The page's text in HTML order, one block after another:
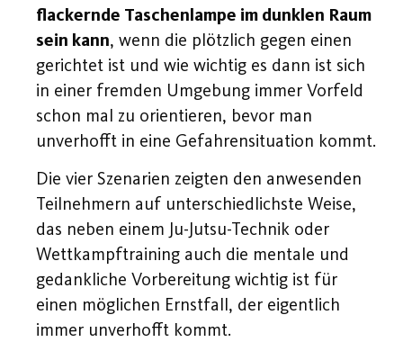
flackernde Taschenlampe im dunklen Raum
sein kann, wenn die plötzlich gegen einen
gerichtet ist und wie wichtig es dann ist sich
in einer fremden Umgebung immer Vorfeld
schon mal zu orientieren, bevor man
unverhofft in eine Gefahrensituation kommt.
Die vier Szenarien zeigten den anwesenden
Teilnehmern auf unterschiedlichste Weise,
das neben einem Ju-Jutsu-Technik oder
Wettkampftraining auch die mentale und
gedankliche Vorbereitung wichtig ist für
einen möglichen Ernstfall, der eigentlich
immer unverhofft kommt.